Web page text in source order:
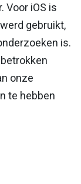
Voor iOS is
gebruikt,
is.
onze
te hebben